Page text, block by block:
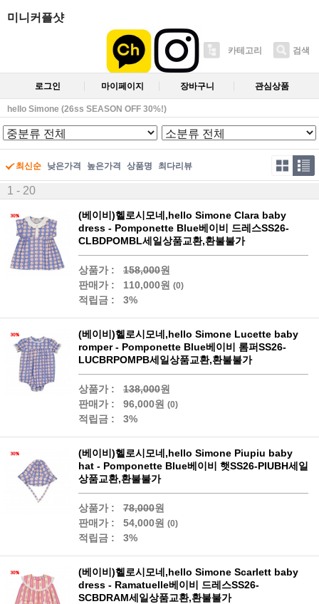
미니커플샷
카테고리 검색
로그인 마이페이지 장바구니 관심상품
hello Simone (26ss SEASON OFF 30%!)
최신순 낮은가격 높은가격 상품명 최다리뷰
1 - 20
(베이비)헬로시모네,hello Simone Clara baby
dress - Pomponette Blue베이비 드레스SS26-
CLBDPOMBL세일상품교환,환불불가
상품가 : 158,000원
판매가 :
110,000원 (0)
적립금 : 3%
(베이비)헬로시모네,hello Simone Lucette baby
romper - Pomponette Blue베이비 롬퍼SS26-
LUCBRPOMPB세일상품교환,환불불가
상품가 : 138,000원
판매가 :
96,000원 (0)
적립금 : 3%
(베이비)헬로시모네,hello Simone Piupiu baby
hat - Pomponette Blue베이비 햇SS26-PIUBH세일
상품교환,환불불가
상품가 : 78,000원
판매가 :
54,000원 (0)
적립금 : 3%
(베이비)헬로시모네,hello Simone Scarlett baby
dress - Ramatuelle베이비 드레스SS26-
SCBDRAM세일상품교환,환불불가